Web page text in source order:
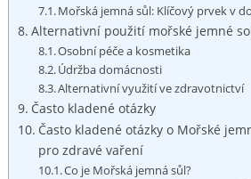
Mořská jemná sůl: Klíčový prvek v
Alternativní použití mořské jemné
Osobní péče a kosmetika
Údržba domácnosti
Alternativní využití ve zdravotnictví
Často kladené otázky
Často kladené otázky o Mořské
pro zdravé vaření
Co je Mořská jemná sůl?